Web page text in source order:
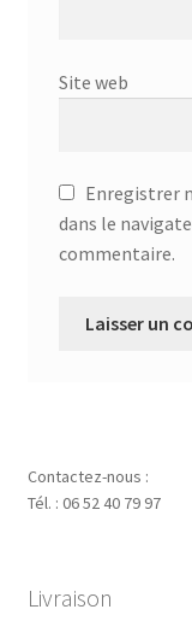
Site web
Enregistrer
dans le
commentaire.
Contactez-nous :
Tél. : 06 52 40 79 97
Livraison